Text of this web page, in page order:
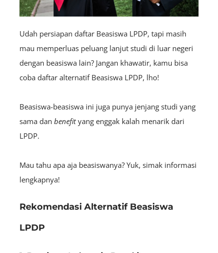
Udah persiapan daftar Beasiswa LPDP, tapi masih
mau memperluas peluang lanjut studi di luar negeri
dengan beasiswa lain? Jangan khawatir, kamu bisa
coba daftar alternatif Beasiswa LPDP, lho!
Beasiswa-beasiswa ini juga punya jenjang studi yang
sama dan benefityang enggak kalah menarik dari
LPDP.
Mau tahu apa aja beasiswanya? Yuk, simak informasi
lengkapnya!
Rekomendasi Alternatif Beasiswa
LPDP